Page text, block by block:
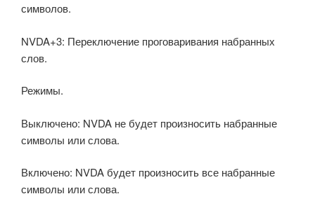
символов.
NVDA+3: Переключение проговаривания набранных
слов.
Режимы.
Выключено: NVDA не будет произносить набранные
символы или слова.
Включено: NVDA будет произносить все набранные
символы или слова.